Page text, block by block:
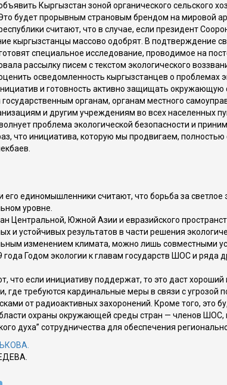
Кыргызстан зоной органического сельского
будет прорывным страновым брендом на мировой
считают, что в случае, если президент
кыргызстанцы массово одобрят. В подтверждение
специальное исследование, проводимое на
рассылку писем с текстом экологического
осведомленность кыргызстанцев о проблемах
и готовность активно защищать окружающую
органам, органам местного
и другим учреждениям во всех населенных
проблема экологической безопасности и
что инициатива, которую мы продвигаем, полностью
его единомышленники считают, что борьба за
уровне.
Центральной, Южной Азии и евразийского
и устойчивых результатов в части решения
изменением климата, можно лишь совместными
Годом экологии к главам государств ШОС и ряда
что если инициативу поддержат, то это даст
где требуются кардинальные меры в связи с угрозой
от радиоактивных захоронений. Кроме того, это
охраны окружающей среды стран — членов ШОС,
духа” сотрудничества для обеспечения